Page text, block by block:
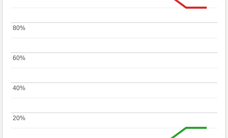
20%
20%
40%
40%
60%
60%
80%
80%